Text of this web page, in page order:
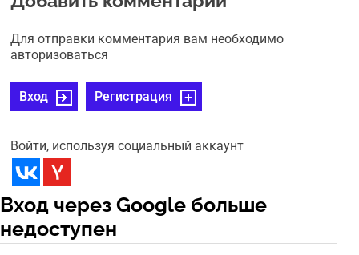
Для отправки комментария вам необходимо
авторизоваться
Вход Регистрация
Войти, используя социальный аккаунт
Вход через Google больше
недоступен